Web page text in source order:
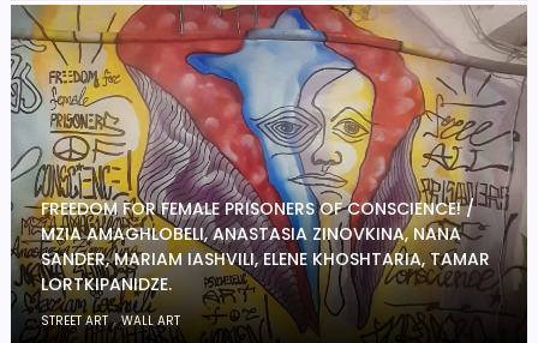
FREEDOM FOR FEMALE PRISONERS OF CONSCIENCE! /
MZIA AMAGHLOBELI, ANASTASIA ZINOVKINA, NANA
SANDER, MARIAM IASHVILI, ELENE KHOSHTARIA, TAMAR
LORTKIPANIDZE.
STREET ART,WALL ART